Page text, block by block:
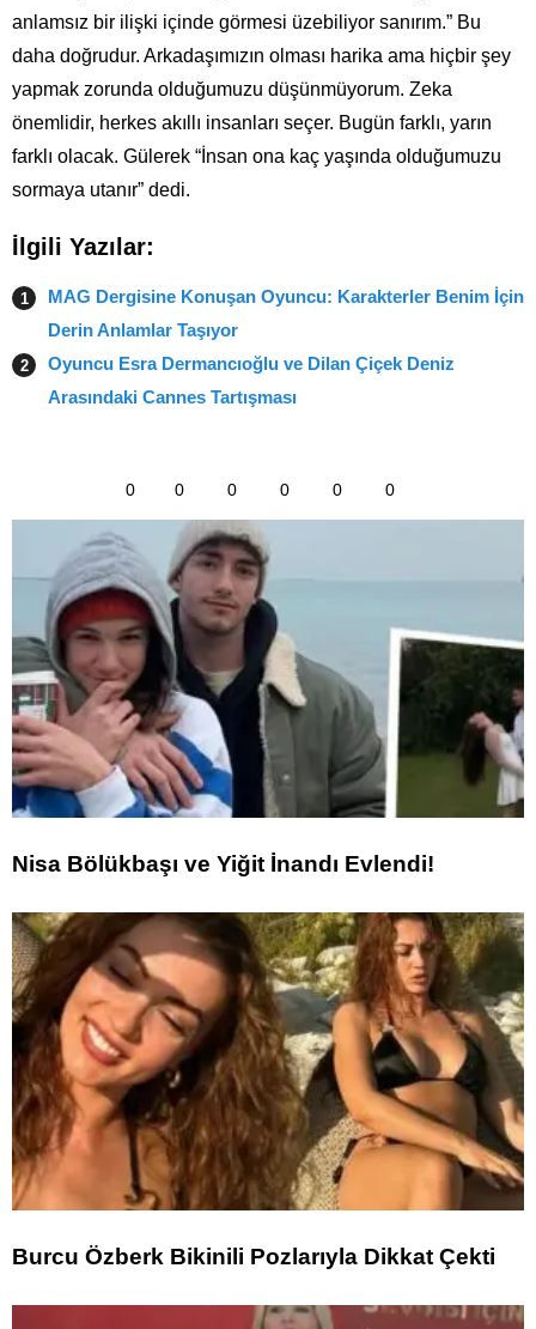
anlamsız bir ilişki içinde görmesi üzebiliyor sanırım.” Bu
daha doğrudur. Arkadaşımızın olması harika ama hiçbir şey
yapmak zorunda olduğumuzu düşünmüyorum. Zeka
önemlidir, herkes akıllı insanları seçer. Bugün farklı, yarın
farklı olacak. Gülerek “İnsan ona kaç yaşında olduğumuzu
sormaya utanır” dedi.
İlgili Yazılar:
MAG Dergisine Konuşan Oyuncu: Karakterler Benim İçin
Derin Anlamlar Taşıyor
Oyuncu Esra Dermancıoğlu ve Dilan Çiçek Deniz
Arasındaki Cannes Tartışması
0 0 0 0 0 0
Nisa Bölükbaşı ve Yiğit İnandı Evlendi!
Burcu Özberk Bikinili Pozlarıyla Dikkat Çekti